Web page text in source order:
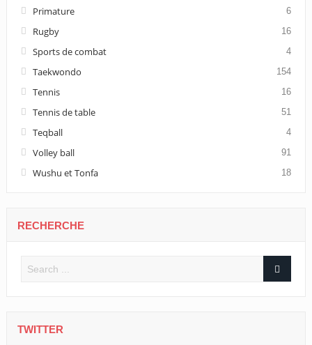
Primature 6
Rugby 16
Sports de combat 4
Taekwondo 154
Tennis 16
Tennis de table 51
Teqball 4
Volley ball 91
Wushu et Tonfa 18
RECHERCHE
TWITTER